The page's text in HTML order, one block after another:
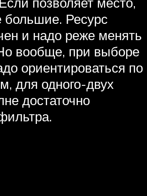
большие. Ресурс
и надо реже менять
вообще, при выборе
ориентироваться по
для одного-двух
достаточно